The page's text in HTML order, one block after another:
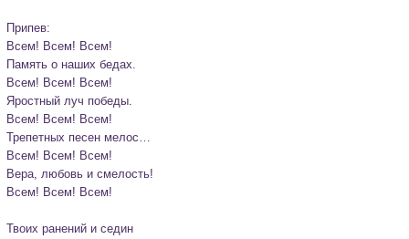
Припев:
Всем! Всем! Всем!
Память о наших бедах.
Всем! Всем! Всем!
Яростный луч победы.
Всем! Всем! Всем!
Трепетных песен мелос…
Всем! Всем! Всем!
Вера, любовь и смелость!
Всем! Всем! Всем!
Твоих ранений и седин